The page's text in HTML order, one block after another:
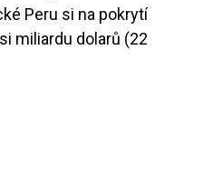
Peru si na pokrytí
miliardu dolarů (22